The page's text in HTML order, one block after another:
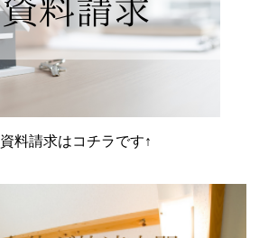
資料請求はコチラです↑